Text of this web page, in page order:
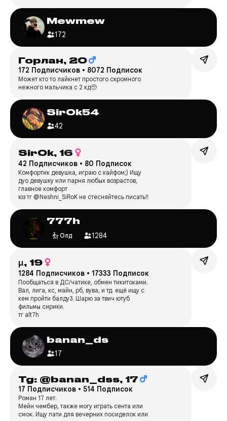
Mewmew
172
Горлан, 20
172 Подписчиков • 8072 Подписок
Может кто то лайкнет простого скромного
нежного мальчика с 2 кд🥺
Sir0k54
42
Sir0k, 16
42 Подписчиков • 80 Подписок
Комфортик девушка, играю с кайфом;) Ищу
дуо девушку или парня любых возрастов,
главное комфорт
юз тг @Neshni_SiRoK не стесняйтесь писать!!
777h
Олд 1284
μ, 19
1284 Подписчиков • 17333 Подписок
Пообщаться в ДС/чатике, обмен тикитоками.
Вал, лига, кс, майн, рб, вува, и тд. ещё ищу с
кем пройти балду3. Шарю за твич ютуб
фильмы сирики.
тг alt7h
banan_ds
17
Tg: @banan_dss, 17
17 Подписчиков • 514 Подписок
Роман 17 лет.
Мейн чембер, также могу играть сента или
смок. Ищу пати для вечерних посиделок или